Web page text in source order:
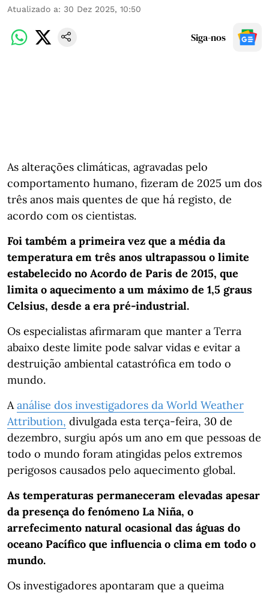
Atualizado a: 30 Dez 2025, 10:50
Siga-nos
As alterações climáticas, agravadas pelo
comportamento humano, fizeram de 2025 um dos
três anos mais quentes de que há registo, de
acordo com os cientistas.
Foi também a primeira vez que a média da
temperatura em três anos ultrapassou o limite
estabelecido no Acordo de Paris de 2015, que
limita o aquecimento a um máximo de 1,5 graus
Celsius, desde a era pré-industrial.
Os especialistas afirmaram que manter a Terra
abaixo deste limite pode salvar vidas e evitar a
destruição ambiental catastrófica em todo o
mundo.
A análise dos investigadores da World Weather
Attribution, divulgada esta terça-feira, 30 de
dezembro, surgiu após um ano em que pessoas de
todo o mundo foram atingidas pelos extremos
perigosos causados pelo aquecimento global.
As temperaturas permaneceram elevadas apesar
da presença do fenómeno La Niña, o
arrefecimento natural ocasional das águas do
oceano Pacífico que influencia o clima em todo o
mundo.
Os investigadores apontaram que a queima